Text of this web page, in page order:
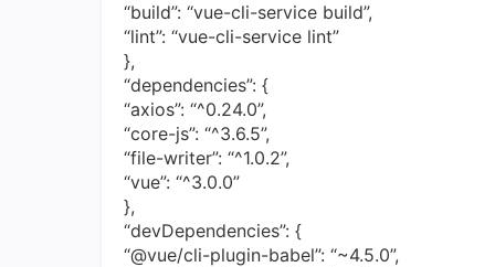
“build”: “vue-cli-service build”,
“lint”: “vue-cli-service lint”
},
“dependencies”: {
“axios”: “^0.24.0”,
“core-js”: “^3.6.5”,
“file-writer”: “^1.0.2”,
“vue”: “^3.0.0”
},
“devDependencies”: {
“@vue/cli-plugin-babel”: “~4.5.0”,